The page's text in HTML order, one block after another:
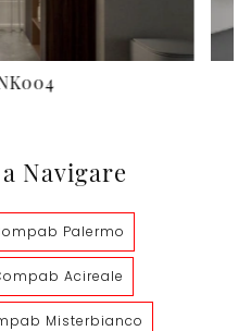
Navigare
Palermo
Acireale
Misterbianco